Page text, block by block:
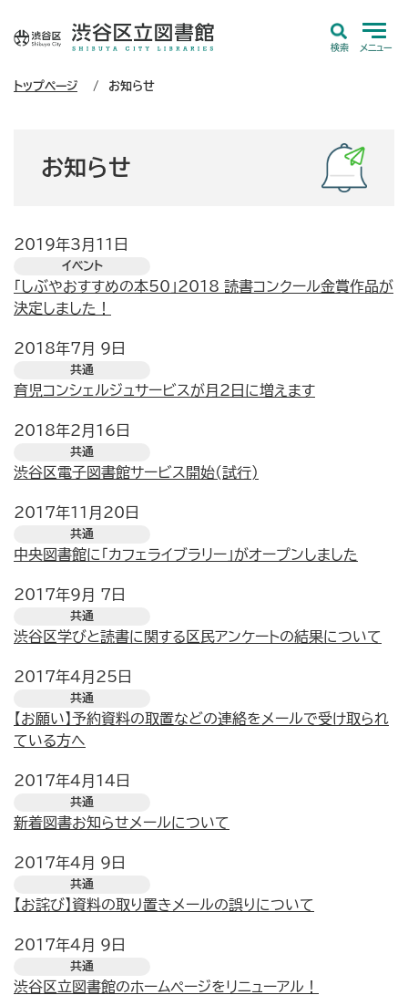
検索 メニュー
トップページ お知らせ
お知らせ
2019年3月11日
イベント
「しぶやおすすめの本50」2018 読書コンクール金賞作品が
決定しました！
2018年7月 9日
共通
育児コンシェルジュサービスが月2日に増えます
2018年2月16日
共通
渋谷区電子図書館サービス開始(試行)
2017年11月20日
共通
中央図書館に「カフェライブラリー」がオープンしました
2017年9月 7日
共通
渋谷区学びと読書に関する区民アンケートの結果について
2017年4月25日
共通
【お願い】予約資料の取置などの連絡をメールで受け取られ
ている方へ
2017年4月14日
共通
新着図書お知らせメールについて
2017年4月 9日
共通
【お詫び】資料の取り置きメールの誤りについて
2017年4月 9日
共通
渋谷区立図書館のホームページをリニューアル！